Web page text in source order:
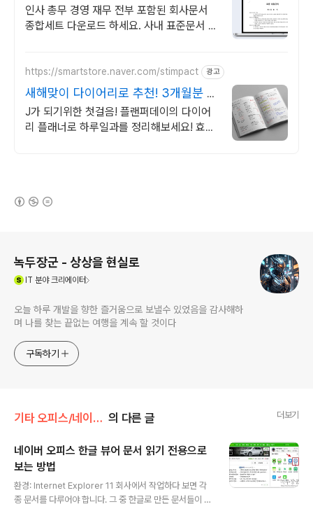
인사 총무 경영 재무 전부 포함된 회사문서
종합세트 다운로드 하세요. 사내 표준문서 바
https://smartstore.naver.com/stimpact 광고
새해맞이 다이어리로 추천! 3개월분 다
이어리
J가 되기위한 첫걸음! 플랜퍼데이의 다이어
리 플래너로 하루일과를 정리해보세요! 효율
녹두장군 - 상상을 현실로
IT 분야 크리에이터
오늘 하루 개발을 향한 즐거움으로 보낼수 있었음을 감사해하
며 나를 찾는 끝없는 여행을 계속 할 것이다
구독하기
기타 오피스/네이버 오피스 의 다른 글 더보기
네이버 오피스 한글 뷰어 문서 읽기 전용으로
보는 방법
환경: Internet Explorer 11 회사에서 작업하다 보면 각
종 문서를 다루어야 합니다. 그 중 한글로 만든 문서들이 종